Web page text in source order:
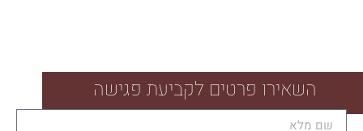
ידיים והחופה הטבעית המעוצבת עומדת על במת
עץ טבעי היוצרת אווירת טבע מהממת.
השאירו פרטים לקביעת פגישה